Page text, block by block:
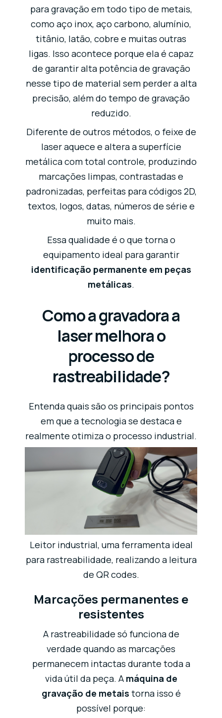
para gravação em todo tipo de metais,
como aço inox, aço carbono, alumínio,
titânio, latão, cobre e muitas outras
ligas. Isso acontece porque ela é capaz
de garantir alta potência de gravação
nesse tipo de material sem perder a alta
precisão, além do tempo de gravação
reduzido.
Diferente de outros métodos, o feixe de
laser aquece e altera a superfície
metálica com total controle, produzindo
marcações limpas, contrastadas e
padronizadas, perfeitas para códigos 2D,
textos, logos, datas, números de série e
muito mais.
Essa qualidade é o que torna o
equipamento ideal para garantir
identificação permanente em peças
metálicas.
Como a gravadora a
laser melhora o
processo de
rastreabilidade?
Entenda quais são os principais pontos
em que a tecnologia se destaca e
realmente otimiza o processo industrial.
Leitor industrial, uma ferramenta ideal
para rastreabilidade, realizando a leitura
de QR codes.
Marcações permanentes e
resistentes
A rastreabilidade só funciona de
verdade quando as marcações
permanecem intactas durante toda a
vida útil da peça. A máquina de
gravação de metais torna isso é
possível porque: